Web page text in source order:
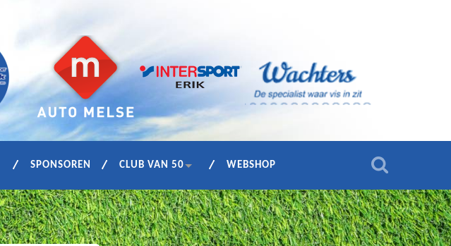
SPONSOREN CLUB VAN 50 WEBSHOP